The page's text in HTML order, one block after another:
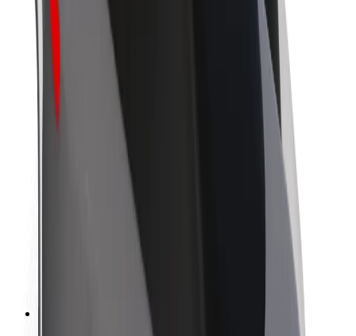
Udržitelnost podle Boltu
Projekt Zero
Tiskové centrum
Pokyny ke značce
Naše poslání
Vztahy s investory